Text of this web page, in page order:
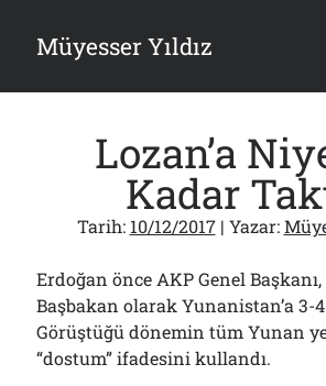
Müyesser Yıldız
Yan
Menü
Gazi’den Milletvekillerine Kurşun Gibi
07/08/2026
Türkiye 2.0’a Gidiş!..
05/08/2026
Lozan’a
Kadar
Tarih: 10/12/2017| Yazar:
Erdoğan önce AKP Genel
Başbakan olarak Yunanistan’a 3-
Görüştüğü dönemin tüm Yunan
“dostum” ifadesini kullandı.